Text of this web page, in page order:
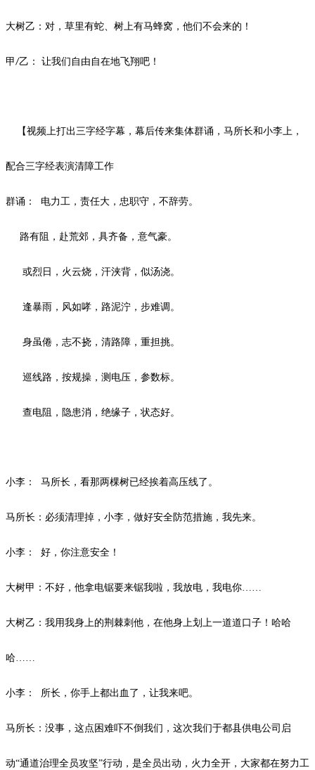
大树乙：对，草里有蛇、树上有马蜂窝，他们不会来的！
甲/乙： 让我们自由自在地飞翔吧！
【视频上打出三字经字幕，幕后传来集体群诵，马所长和小李上，
配合三字经表演清障工作
群诵： 电力工，责任大，忠职守，不辞劳。
路有阻，赴荒郊，具齐备，意气豪。
或烈日，火云烧，汗浃背，似汤浇。
逢暴雨，风如哮，路泥泞，步难调。
身虽倦，志不挠，清路障，重担挑。
巡线路，按规操，测电压，参数标。
查电阻，隐患消，绝缘子，状态好。
小李： 马所长，看那两棵树已经挨着高压线了。
马所长：必须清理掉，小李，做好安全防范措施，我先来。
小李： 好，你注意安全！
大树甲：不好，他拿电锯要来锯我啦，我放电，我电你
大树乙：我用我身上的荆棘刺他，在他身上划上一道道口子！哈哈
哈
小李： 所长，你手上都出血了，让我来吧。
马所长：没事，这点困难吓不倒我们，这次我们于都县供电公司启
动“通道治理全员攻坚”行动，是全员出动，火力全开，大家都在努力工